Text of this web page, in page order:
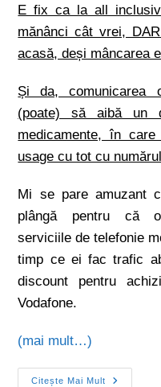
E fix ca la all
mănânci cât vrei,
acasă, deși mâncarea
Și da, comunicarea
(poate) să aibă un
medicamente, în
usage cu tot cu
Mi se pare amuzant
plângă pentru că
serviciile de telefonie
timp ce ei fac trafic
discount pentru
Vodafone.
(mai mult…)
Citește Mai Mult